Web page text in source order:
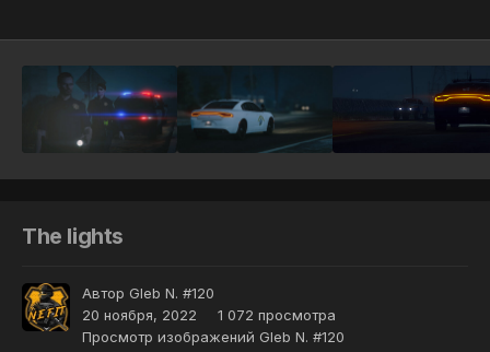
The lights
Автор Gleb N. #120
20 ноября, 2022
1 072 просмотра
Просмотр изображений Gleb N. #120